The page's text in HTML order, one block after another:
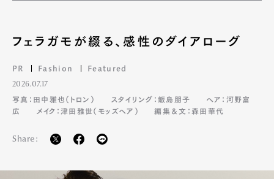
フェラガモが綴る、感性のダイアローグ
PR Fashion Featured
2026.07.17
写真：田中雅也（トロン）
スタイリング：飯島朋子
ヘア：河野富
広
メイク：津田雅世（モッズヘア） 編集＆文：森田華代
Share: